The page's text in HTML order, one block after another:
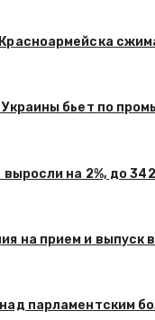
Украины бьет по
на 2%, до
на прием и выпуск
парламентским